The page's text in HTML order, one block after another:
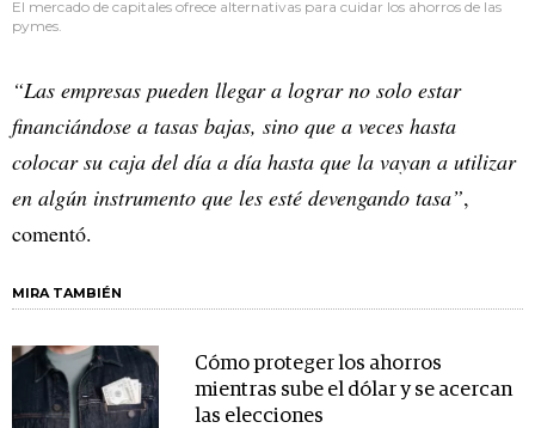
El mercado de capitales ofrece alternativas para cuidar los ahorros de las
pymes.
“Las empresas pueden llegar a lograr no solo estar
financiándose a tasas bajas, sino que a veces hasta
colocar su caja del día a día hasta que la vayan a utilizar
en algún instrumento que les esté devengando tasa”,
comentó.
MIRA TAMBIÉN
Cómo proteger los ahorros
mientras sube el dólar y se acercan
las elecciones